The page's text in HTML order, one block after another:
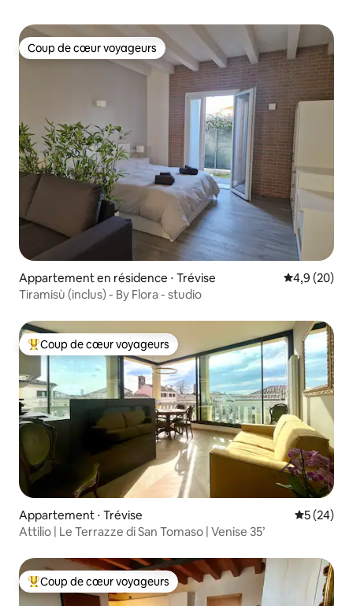
Coup de cœur voyageurs
Coup de cœur voyageurs
Appartement en résidence ⋅ Trévise Évaluation
4,9 (20)
Tiramisù (inclus) - By Flora - studio
Coups de cœur voyageurs les plus appréciés
Coup de cœur voyageurs
Appartement ⋅ Trévise
5 (24)
Attilio | Le Terrazze di San Tomaso | Venise 35’
Coups de cœur voyageurs les plus appréciés
Coup de cœur voyageurs